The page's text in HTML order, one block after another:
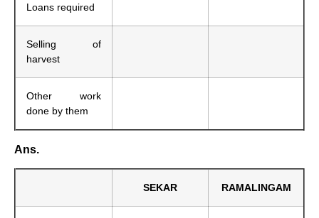
Loans required
Selling of
harvest
Other work
done by them
Ans.
SEKAR RAMALINGAM